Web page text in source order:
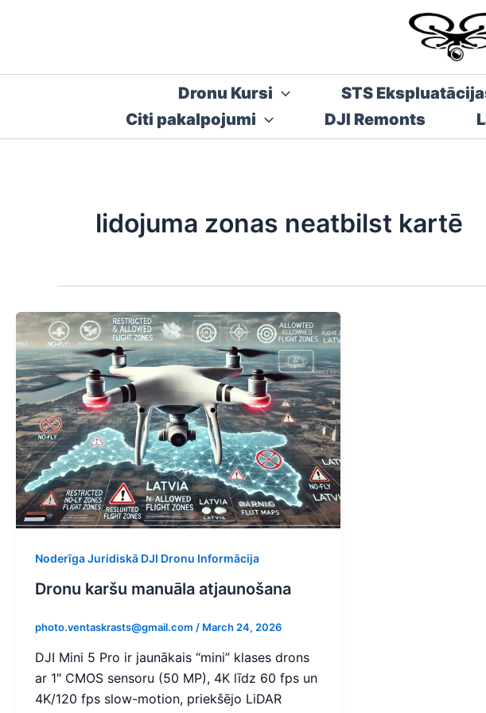
Dronu Kursi STS
Citi pakalpojumi
DJI Remonts
lidojuma zonas neatbilst kartē
Noderīga Juridiskā DJI Dronu Informācija
Dronu karšu manuāla atjaunošana
photo.ventaskrasts@gmail.com / March 24, 2026
DJI Mini 5 Pro ir jaunākais “mini” klases drons
ar 1″ CMOS sensoru (50 MP), 4K līdz 60 fps un
4K/120 fps slow-motion, priekšējo LiDAR